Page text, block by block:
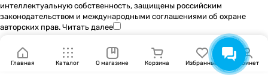
интеллектуальную собственность, защищены российским
законодательством и международными соглашениями об охране
авторских прав. Читать далее
Главная Каталог О магазине Корзина Избранные Кабинет